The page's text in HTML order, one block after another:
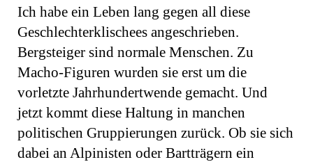
Ich habe ein Leben lang gegen all diese
Geschlechterklischees angeschrieben.
Bergsteiger sind normale Menschen. Zu
Macho-Figuren wurden sie erst um die
vorletzte Jahrhundertwende gemacht. Und
jetzt kommt diese Haltung in manchen
politischen Gruppierungen zurück. Ob sie sich
dabei an Alpinisten oder Bartträgern ein